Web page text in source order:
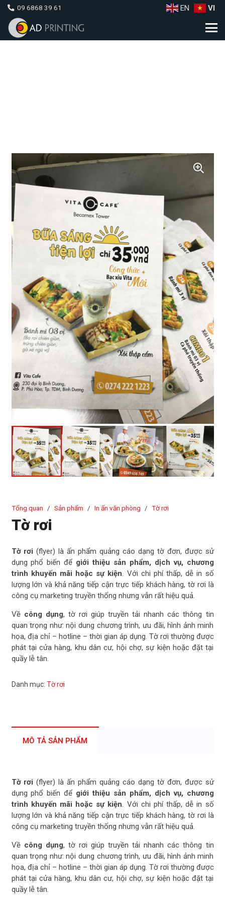
09 6868 39 61 EN VI
Tổng quan / Sản phẩm / In ấn văn phòng / Tờ rơi
Tờ rơi
Tờ rơi (flyer) là ấn phẩm quảng cáo dạng tờ đơn, được sử
dụng phổ biến để giới thiệu sản phẩm, dịch vụ, chương
trình khuyến mãi hoặc sự kiện . Với chi phí thấp, dễ in số
lượng lớn và khả năng tiếp cận trực tiếp khách hàng, tờ rơi là
công cụ marketing truyền thống nhưng vẫn rất hiệu quả.
Về công dụng, tờ rơi giúp truyền tải nhanh các thông tin
quan trọng như: nội dung chương trình, ưu đãi, hình ảnh minh
họa, địa chỉ – hotline – thời gian áp dụng. Tờ rơi thường được
phát tại cửa hàng, khu dân cư, hội chợ, sự kiện hoặc đặt tại
quầy lễ tân.
Danh mục: Tờ rơi
MÔ TẢ SẢN PHẨM
Tờ rơi (flyer) là ấn phẩm quảng cáo dạng tờ đơn, được sử
dụng phổ biến để giới thiệu sản phẩm, dịch vụ, chương
trình khuyến mãi hoặc sự kiện. Với chi phí thấp, dễ in số
lượng lớn và khả năng tiếp cận trực tiếp khách hàng, tờ rơi là
công cụ marketing truyền thống nhưng vẫn rất hiệu quả.
Về công dụng, tờ rơi giúp truyền tải nhanh các thông tin
quan trọng như: nội dung chương trình, ưu đãi, hình ảnh minh
họa, địa chỉ – hotline – thời gian áp dụng. Tờ rơi thường được
phát tại cửa hàng, khu dân cư, hội chợ, sự kiện hoặc đặt tại
quầy lễ tân.